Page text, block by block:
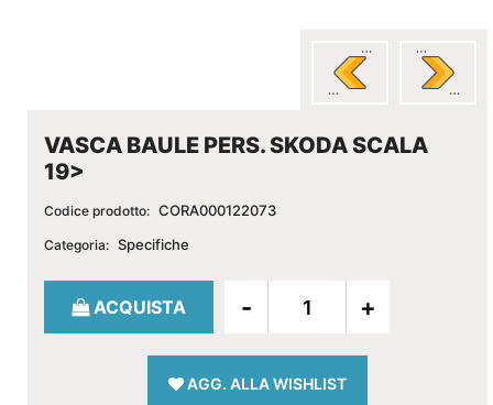
VASCA BAULE PERS. SKODA SCALA
19>
Codice prodotto: CORA000122073
Categoria: Specifiche
Quantità
ACQUISTA
AGG. ALLA WISHLIST